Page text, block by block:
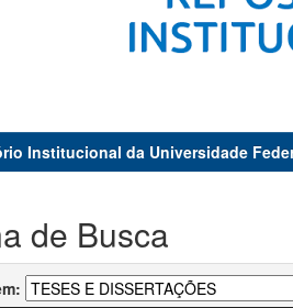
Institucional da Universidade
de Busca